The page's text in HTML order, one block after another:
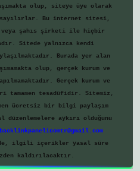
olup, siteye üye olarak
sayılırlar. Bu internet sitesi,
veya şahıs şirketi ile hiçbir
Sitede yalnızca kendi
Burada yer alan
olup, gerçek kurum ve
Gerçek kurum ve
tesadüfidir. Sitemiz,
ücretsiz bir bilgi paylaşım
düzenlemelere aykırı olduğunu
backlinkpanelicomtr@gmail.com
ilgili içerikler yasal süre
kaldırılacaktır.